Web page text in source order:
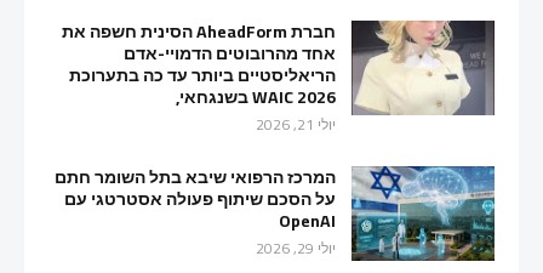
חברת AheadForm הסינית חשפה את
אחד מהרובוטים הדמויי-אדם
הריאליסטיים ביותר עד כה בתערוכת
WAIC 2026 בשנגחאי,
יולי 21, 2026
המרכז הרפואי שיבא בתל השומר חתם
על הסכם שיתוף פעולה אסטרטגי עם
OpenAI
יולי 29, 2026